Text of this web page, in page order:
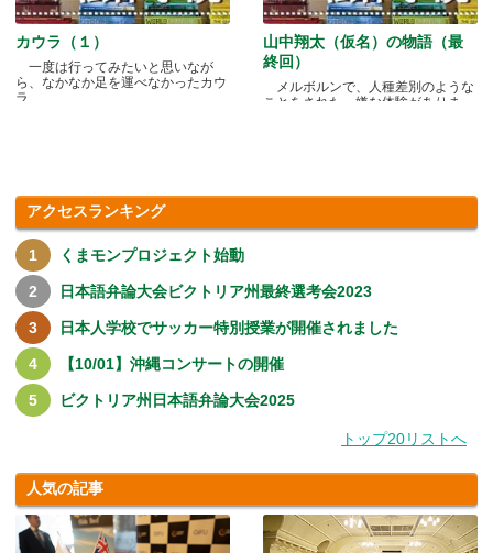
カウラ（１）
一度は行ってみたいと思いなが
ら、なかなか足を運べなかったカウ
ラ.....
山中翔太（仮名）の物語（最
終回）
メルボルンで、人種差別のような
ことをされた、嫌な体験がありま
アクセスランキング
くまモンプロジェクト始動
日本語弁論大会ビクトリア州最終選考会2023
日本人学校でサッカー特別授業が開催されました
【10/01】沖縄コンサートの開催
ビクトリア州日本語弁論大会2025
トップ20リストへ
人気の記事